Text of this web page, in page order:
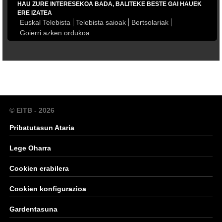
HAU ZURE INTERESEKOA BADA, BALITEKE BESTE GAI HAUEK
ERE IZATEA
Euskal Telebista Telebista saioak
Bertsolariak
Goierri azken ordukoa
© EITB - 2026
Pribatutasun Ataria
Lege Oharra
Cookien erabilera
Cookien konfigurazioa
Gardentasuna